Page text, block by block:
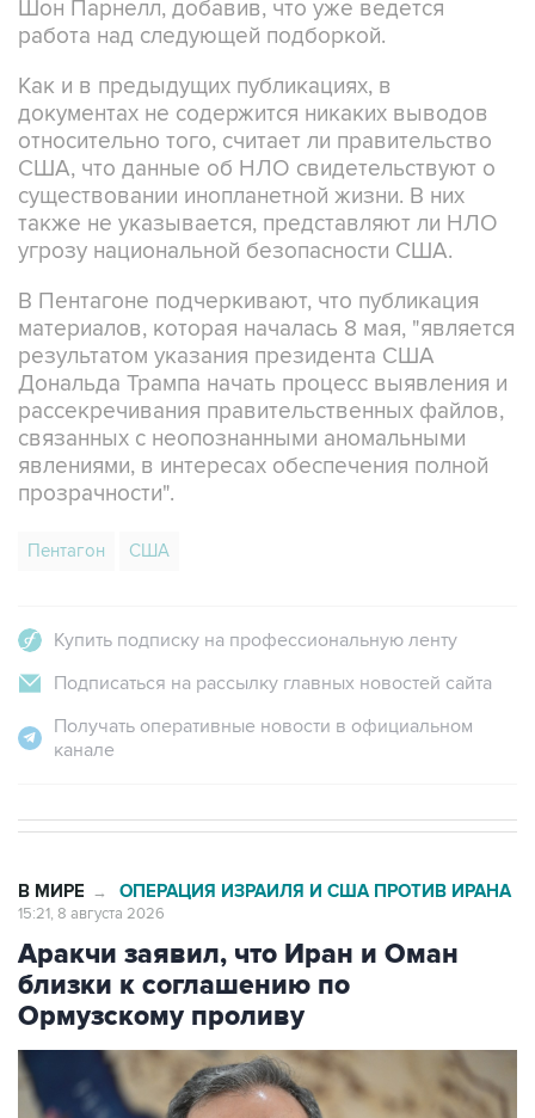
Шон Парнелл, добавив, что уже ведется
работа над следующей подборкой.
Как и в предыдущих публикациях, в
документах не содержится никаких выводов
относительно того, считает ли правительство
США, что данные об НЛО свидетельствуют о
существовании инопланетной жизни. В них
также не указывается, представляют ли НЛО
угрозу национальной безопасности США.
В Пентагоне подчеркивают, что публикация
материалов, которая началась 8 мая, "является
результатом указания президента США
Дональда Трампа начать процесс выявления и
рассекречивания правительственных файлов,
связанных с неопознанными аномальными
явлениями, в интересах обеспечения полной
прозрачности".
Пентагон США
Купить подписку на профессиональную ленту
Подписаться на рассылку главных новостей сайта
Получать оперативные новости в официальном
канале
В МИРЕ → ОПЕРАЦИЯ ИЗРАИЛЯ И США ПРОТИВ ИРАНА
15:21, 8 августа 2026
Аракчи заявил, что Иран и Оман
близки к соглашению по
Ормузскому проливу